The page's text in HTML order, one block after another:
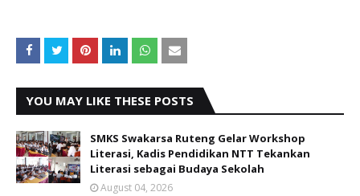
YOU MAY LIKE THESE POSTS
SMKS Swakarsa Ruteng Gelar Workshop
Literasi, Kadis Pendidikan NTT Tekankan
Literasi sebagai Budaya Sekolah
August 04, 2026